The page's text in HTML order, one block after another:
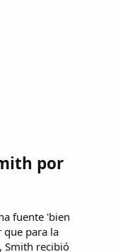
por
fuente 'bien
que para la
Smith recibió